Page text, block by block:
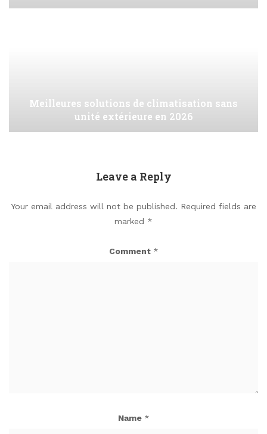
Meilleures solutions de climatisation sans
unité extérieure en 2026
Leave a Reply
Your email address will not be published. Required fields are
marked *
Comment *
Name *